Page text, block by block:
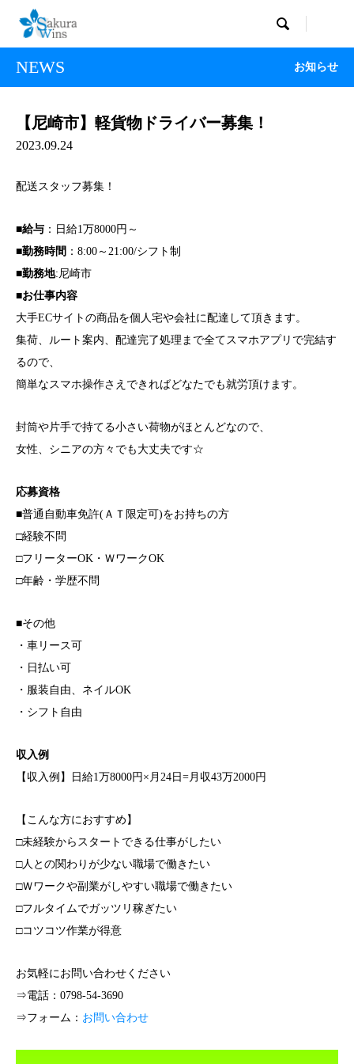

NEWS お知らせ
【尼崎市】軽貨物ドライバー募集！
2023.09.24
配送スタッフ募集！
■給与 ：日給1万8000円～
■勤務時間 ：8:00～21:00/シフト制
■勤務地:尼崎市
■お仕事内容
大手ECサイトの商品を個人宅や会社に配達して頂きます。
集荷、ルート案内、配達完了処理まで全てスマホアプリで完結す
るので、
簡単なスマホ操作さえできればどなたでも就労頂けます。
封筒や片手で持てる小さい荷物がほとんどなので、
女性、シニアの方々でも大丈夫です☆
応募資格
■普通自動車免許(ＡＴ限定可)をお持ちの方
□経験不問
□フリーターOK・ＷワークOK
□年齢・学歴不問
■その他
・車リース可
・日払い可
・服装自由、ネイルOK
・シフト自由
収入例
【収入例】日給1万8000円×月24日=月収43万2000円
【こんな方におすすめ】
□未経験からスタートできる仕事がしたい
□人との関わりが少ない職場で働きたい
□Ｗワークや副業がしやすい職場で働きたい
□フルタイムでガッツリ稼ぎたい
□コツコツ作業が得意
お気軽にお問い合わせください
⇒電話：0798-54-3690
⇒フォーム： お問い合わせ